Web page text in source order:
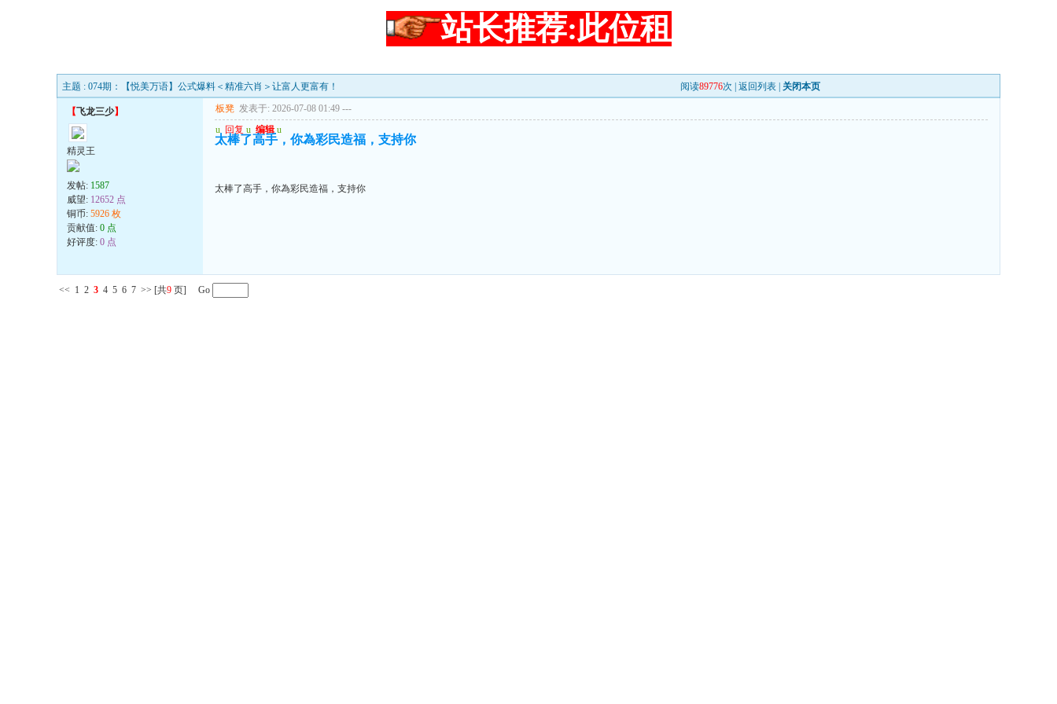
站长推荐:此位租
主题 : 074期：【悦美万语】公式爆料＜精准六肖＞让富人更富有！ 阅读89776次 | 返回列表 关闭本页
【飞龙三少】
精灵王
发帖: 1587
威望: 12652 点
铜币: 5926 枚
贡献值: 0 点
好评度: 0 点
板凳 发表于: 2026-07-08 01:49 ---
u 回复 u 编辑 u
太棒了高手，你為彩民造福，支持你
太棒了高手，你為彩民造福，支持你
<< 1 2 3 4 5 6 7 >> [共9 页] Go